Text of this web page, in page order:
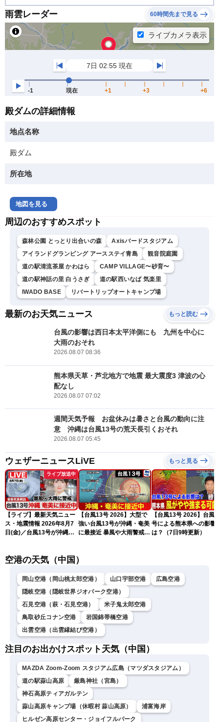
雨雲レーダー 60時間先まで見る
殿ダムの詳細情報
地点名称
殿ダム
所在地
地図を見る
周辺のおすすめスポット
森林公園 とっとり出合いの森
Axisバードスタジアム
アイランドグランピング アースステイ青島
観音院庭園
道の駅清流茶屋 かわはら
CAMP VILLAGE〜砂育〜
道の駅神話の里 白うさぎ
道の駅西いなば 気楽里
IWADO BASE
リバートリップオートキャンプ場
最新のお天気ニュース もっと読む
台風の影響は西日本太平洋側にも 九州を中心に
大雨のおそれ
2026.08.07 08:36
熊本県天草・芦北地方で地震 最大震度3 津波の心
配なし
2026.08.07 07:02
週間天気予報 お盆休みは暑さと台風の動向に注
意 沖縄は台風13号の荒天長引くおそれ
2026.08.07 05:45
ウェザーニュースLiVE もっと見る
ライブ放送中
【ライブ】最新天気ニュー
ス・地震情報 2026年8月7
日(金)／台風13号が沖縄・
ュースLiVEコーヒータイ
【台風13号 2026】大型で
強い台風13号が沖縄・奄美
に最接近 暴風や大雨警戒
【台風13号 2026】台風
号による熊本県への影響
は？（7日9時更新）
空港の天気（中国）
岡山空港（岡山桃太郎空港） 山口宇部空港
広島空港
隠岐空港（隠岐世界ジオパーク空港）
石見空港（萩・石見空港）
米子鬼太郎空港
鳥取砂丘コナン空港
岩国錦帯橋空港
出雲空港（出雲縁結び空港）
注目のお出かけスポット天気（中国）
MAZDA Zoom-Zoom スタジアム広島（マツダスタジアム）
道の駅蒜山高原
厳島神社（宮島）
神石高原ティアガルテン
蒜山高原キャンプ場（休暇村 蒜山高原）
浦富海岸
ヒルゼン高原センター・ジョイフルパーク